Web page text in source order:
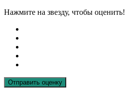
Нажмите на звезду, чтобы оценить!
Отправить оценку